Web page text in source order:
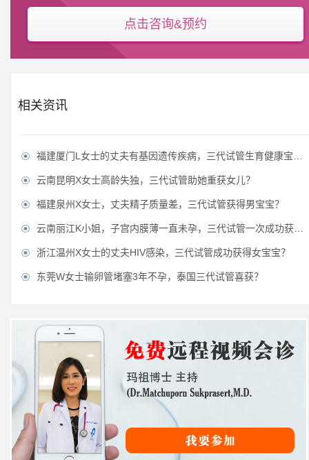
点击咨询&预约
相关资讯
 福建厦门L女士的丈夫有基因遗传疾病，三代试管生育健康宝宝？
 云南昆明X女士高龄失独，三代试管助她重获女儿？
 福建泉州X女士，丈夫精子质量差，三代试管获得男宝宝？
 云南丽江K小姐，子宫内膜薄一直未孕，三代试管一次成功获得？
 浙江温州X女士的丈夫HIV感染，三代试管成功获得女宝宝？
 东莞W女士输卵管堵塞3年不孕，泰国三代试管喜获？